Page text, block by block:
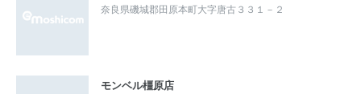
奈良県磯城郡田原本町大字唐古３３１－２
モンベル橿原店